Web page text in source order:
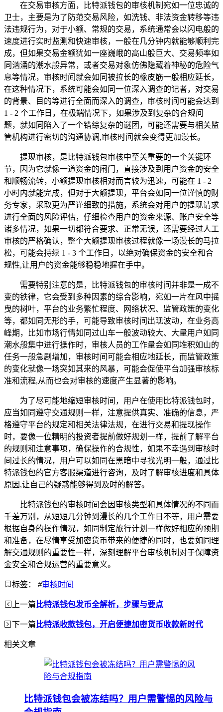
在交易审核方面，比特派钱包的审核机制宛如一位忠诚的
卫士，主要是为了防范交易风险，如洗钱、非法资金转移等违
法违规行为，对于小额、常规的交易，系统通常会以闪电般的
速度进行实时监测和快速审核，一般在几分钟内就能够顺利完
成，但如果交易金额犹如一座巍峨的高山般巨大、交易频率如
同汹涌的潮水般异常，或者交易对象仿佛隐藏着神秘的危险气
息等情况，审核时间就会如同被拉长的橡皮筋一般相应延长，
在这种情况下，系统可能会如同一位深入调查的记者，对交易
的背景、目的等进行全面而深入的调查，审核时间可能会达到
1 - 2 个工作日，在极端情况下，如果涉及到复杂的合规问
题，就如同陷入了一个错综复杂的谜团，可能还需要与相关监
管机构进行密切的沟通协调,审核时间就会变得更加漫长。
提现审核，是比特派钱包审核中至关重要的一个关键环
节，因为它就像一道资金的闸门，直接涉及到用户资金的安全
和顺畅流转，小额提现审核相对而言较为迅速，可能在 1 - 2
小时内就能完成，但对于大额提现，平台会如同一位谨慎的财
务专家，采取更为严谨细致的措施，系统会对用户的提现请求
进行全面的风险评估，仔细检查用户的资金来源、账户安全等
诸多情况，如果一切都符合要求、正常无误，还需要经过人工
审核的严格确认，整个大额提现审核过程就像一场漫长的马拉
松，可能会持续 1 - 3 个工作日，以绝对确保资金的安全和合
规性,让用户的资金能够稳稳地握在手中。
需要特别注意的是，比特派钱包的审核时间并非是一成不
变的铁律，它会受到多种因素的综合影响，宛如一片在风中摇
曳的树叶，平台的业务繁忙程度、网络状况、监管政策的变化
等，都如同无形的手，可能导致审核时间出现波动，在业务高
峰期，比如市场行情如同过山车一般波动较大、大量用户如同
潮水般集中进行操作时，审核人员的工作量会如同堆积如山的
任务一般急剧增加，审核时间可能会相应地延长，而监管政策
的变化就像一场突如其来的风暴，可能会促使平台加强审核标
准和流程,从而也会对审核的速度产生显著的影响。
为了尽可能地缩短审核时间，用户在使用比特派钱包时，
应当如同遵守交通规则一样，注意提供真实、准确的信息，严
格遵守平台的规定和相关法律法规，在进行交易和提现操作
时，要像一位精明的投资者提前做好规划一样，提前了解平台
的规则和注意事项，确保操作的合规性，如果不幸遇到审核时
间过长的情况，用户可以如同在黑暗中寻找光明一般，通过比
特派钱包的官方客服渠道进行咨询，及时了解审核进度和具体
原因,让自己的疑惑能够得到及时的解答。
比特派钱包的审核时间会因审核类型和具体情况的不同而
千差万别，从短短几分钟到漫长的几个工作日不等，用户需要
根据自身的操作情况，如同制定旅行计划一样做好相应的预期
和准备，在尽情享受加密货币带来的便捷的同时，也要如同理
解交通规则的重要性一样，深刻理解平台审核机制对于保障资
金安全和合规运营的重要意义。
标签： #审核时间
上一篇 比特派钱包发币全解析，步骤与要点
下一篇 比特派收款钱包，开启便捷加密货币收款新时代
相关文章
比特派钱包会被冻结吗？用户需警惕的风险与